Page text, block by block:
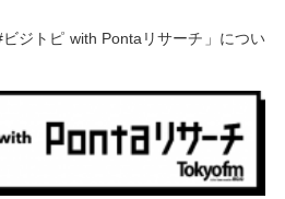
ジトピ with Pontaリサーチ」につい